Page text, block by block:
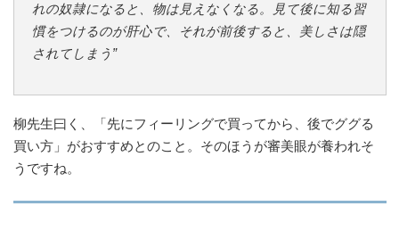
れの奴隷になると、物は見えなくなる。見て後に知る習
慣をつけるのが肝心で、それが前後すると、美しさは隠
されてしまう”
柳先生曰く、「先にフィーリングで買ってから、後でググる
買い方」がおすすめとのこと。そのほうが審美眼が養われそ
うですね。